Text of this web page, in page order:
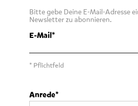
Bitte gebe Deine E-Mail-Adresse
Newsletter zu abonnieren.
E-Mail
* Pflichtfeld
Anrede